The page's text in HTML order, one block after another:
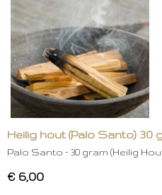
Heilig hout (Palo Santo) 30
Palo Santo – 30 gram (Heilig
€ 6,00